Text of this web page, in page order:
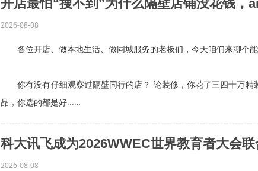
开店最怕“搜不到”为什么隔壁店铺没花钱，
2026-08-08
各位开店、做本地生活、做同城服务的老板们，今天咱们来聊个能
你有没有仔细观察过隔壁同行的店？ 论装修，你花了三四十万精
品，你选的都是好...…
科大讯飞成为2026WWEC世界教育者大会
2026-08-08